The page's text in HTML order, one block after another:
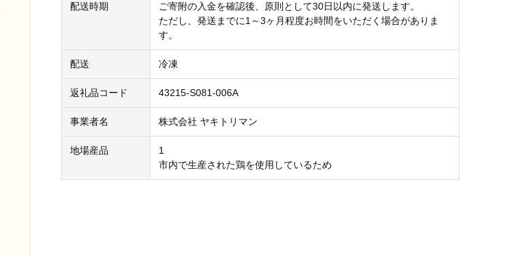
配送時期
ご寄附の入金を確認後、原則として30日以内に発送します。
ただし、発送までに1～3ヶ月程度お時間をいただく場合がありま
す。
配送 冷凍
返礼品コード 43215-S081-006A
事業者名 株式会社 ヤキトリマン
地場産品
1
市内で生産された鶏を使用しているため